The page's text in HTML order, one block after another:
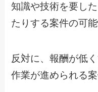
知識や技術を要し
たりする案件の可
反対に、報酬が低
作業が進められる